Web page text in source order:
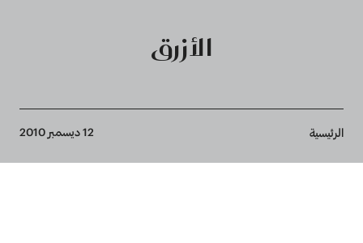
الأزرق
Breadcrumb
الرئيسية 12 ديسمبر 2010